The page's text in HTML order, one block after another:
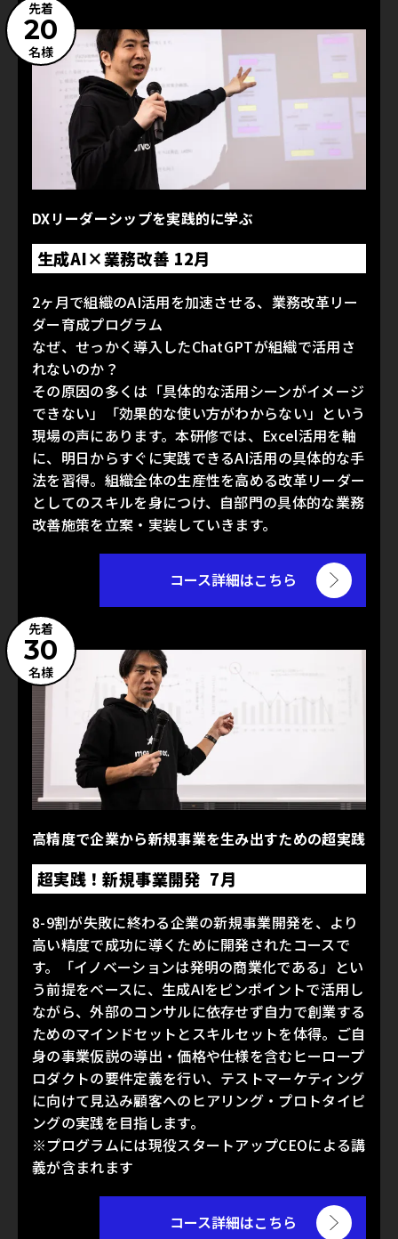
先着
20
名様
DXリーダーシップを実践的に学ぶ
生成AI×業務改善 12月
2ヶ月で組織のAI活用を加速させる、業務改革リー
ダー育成プログラム
なぜ、せっかく導入したChatGPTが組織で活用さ
れないのか？
その原因の多くは「具体的な活用シーンがイメージ
できない」「効果的な使い方がわからない」という
現場の声にあります。本研修では、Excel活用を軸
に、明日からすぐに実践できるAI活用の具体的な手
法を習得。組織全体の生産性を高める改革リーダー
としてのスキルを身につけ、自部門の具体的な業務
改善施策を立案・実装していきます。
コース詳細はこちら
先着
30
名様
高精度で企業から新規事業を生み出すための超実践
超実践！新規事業開発 7月
8-9割が失敗に終わる企業の新規事業開発を、より
高い精度で成功に導くために開発されたコースで
す。「イノベーションは発明の商業化である」とい
う前提をベースに、生成AIをピンポイントで活用し
ながら、外部のコンサルに依存せず自力で創業する
ためのマインドセットとスキルセットを体得。ご自
身の事業仮説の導出・価格や仕様を含むヒーロープ
ロダクトの要件定義を行い、テストマーケティング
に向けて見込み顧客へのヒアリング・プロトタイピ
ングの実践を目指します。
※プログラムには現役スタートアップCEOによる講
義が含まれます
コース詳細はこちら